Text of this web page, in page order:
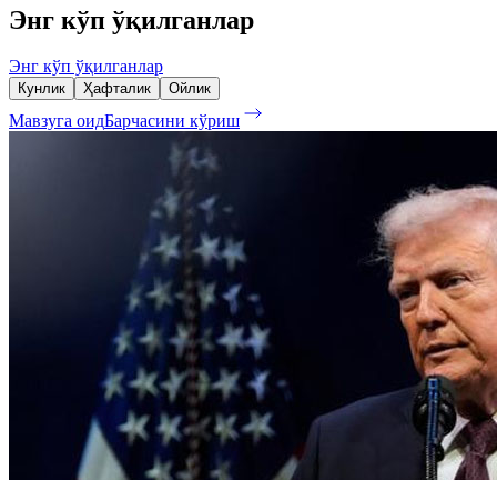
Энг кўп ўқилганлар
Энг кўп ўқилганлар
Кунлик Ҳафталик Ойлик
Мавзуга оидБарчасини кўриш